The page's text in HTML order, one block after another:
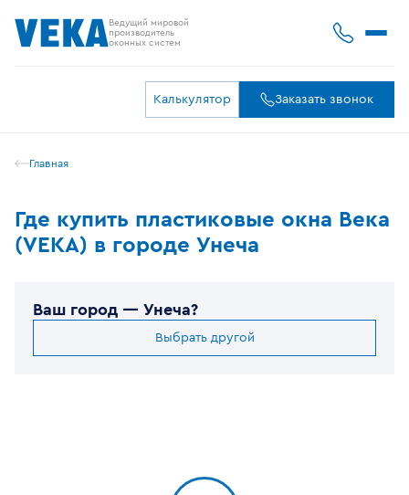
Ведущий мировой
производитель
оконных систем
Калькулятор Заказать звонок
Главная
Где купить пластиковые окна Века
(VEKA) в городе Унеча
Ваш город — Унеча?
Выбрать другой